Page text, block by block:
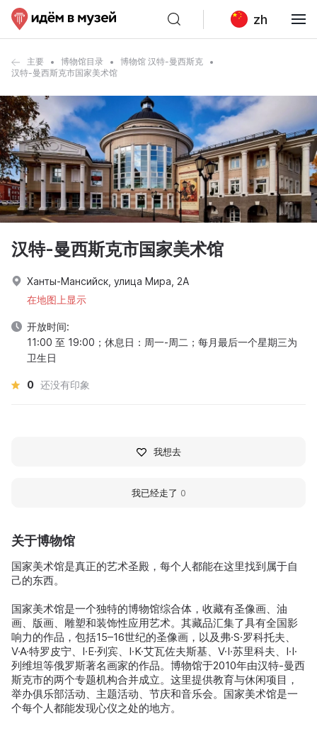
zh
主要 博物馆目录
博物馆 汉特-曼西斯克
汉特-曼西斯克市国家美术馆
关于博物馆
国家美术馆是真正的艺术圣殿，每个人都能在这里找到属于自
己的东西。
国家美术馆是一个独特的博物馆综合体，收藏有圣像画、油
画、版画、雕塑和装饰性应用艺术。其藏品汇集了具有全国影
响力的作品，包括15–16世纪的圣像画，以及弗·S·罗科托夫、
V·A·特罗皮宁、I·E·列宾、I·K·艾瓦佐夫斯基、V·I·苏里科夫、I·I·
列维坦等俄罗斯著名画家的作品。博物馆于2010年由汉特-曼西
斯克市的两个专题机构合并成立。这里提供教育与休闲项目，
举办俱乐部活动、主题活动、节庆和音乐会。国家美术馆是一
个每个人都能发现心仪之处的地方。
汉特-曼西斯克市国家美术馆
Ханты-Мансийск, улица Мира, 2А
在地图上显示
开放时间:
11:00 至 19:00；休息日：周一-周二；每月最后一个星期三为
卫生日
0 还没有印象
我想去
我已经走了 0